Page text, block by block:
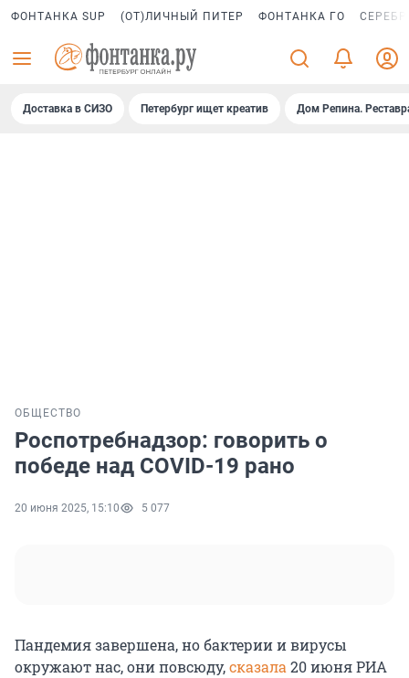
ФОНТАНКА SUP (ОТ)ЛИЧНЫЙ ПИТЕР ФОНТАНКА ГО
Доставка в СИЗО Петербург ищет креатив Дом Репина.
ОБЩЕСТВО
Роспотребнадзор: говорить о
победе над COVID-19 рано
20 июня 2025, 15:10 5 077
Пандемия завершена, но бактерии и вирусы
окружают нас, они повсюду,сказала 20 июняРИА